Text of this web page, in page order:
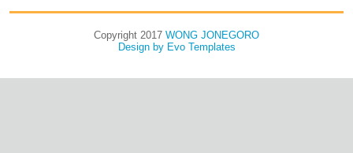
Copyright 2017 WONG JONEGORO
Design by Evo Templates